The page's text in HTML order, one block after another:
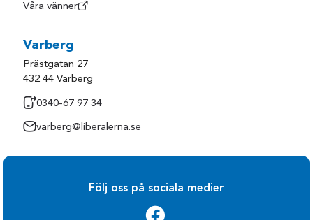
Våra vänner
Varberg
Prästgatan 27
432 44 Varberg
0340-67 97 34
varberg@liberalerna.se
Följ oss på sociala medier